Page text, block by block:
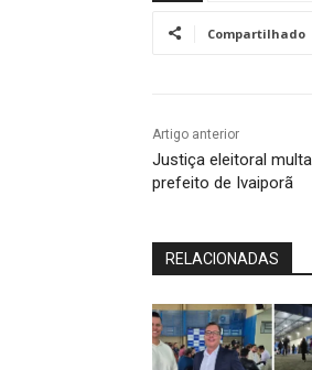
Compartilhado
Artigo anterior
Justiça eleitoral
prefeito de Ivaiporã
RELACIONADAS